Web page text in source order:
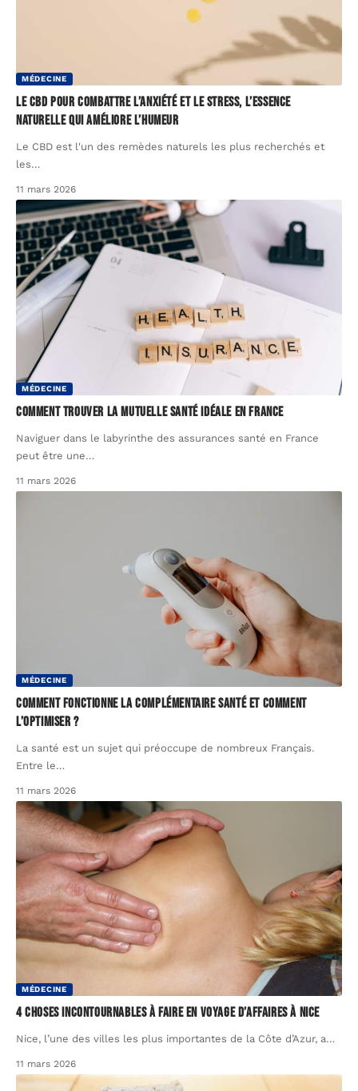
MÉDECINE
Le CBD pour combattre l’anxiété et le stress, l’essence
naturelle qui améliore l’humeur
Le CBD est l'un des remèdes naturels les plus recherchés et
les…
11 mars 2026
MÉDECINE
Comment trouver la mutuelle santé idéale en France
Naviguer dans le labyrinthe des assurances santé en France
peut être une…
11 mars 2026
MÉDECINE
Comment fonctionne la complémentaire santé et comment
l’optimiser ?
La santé est un sujet qui préoccupe de nombreux Français.
Entre le…
11 mars 2026
MÉDECINE
4 choses incontournables à faire en voyage d’affaires à Nice
Nice, l’une des villes les plus importantes de la Côte d’Azur, a…
11 mars 2026